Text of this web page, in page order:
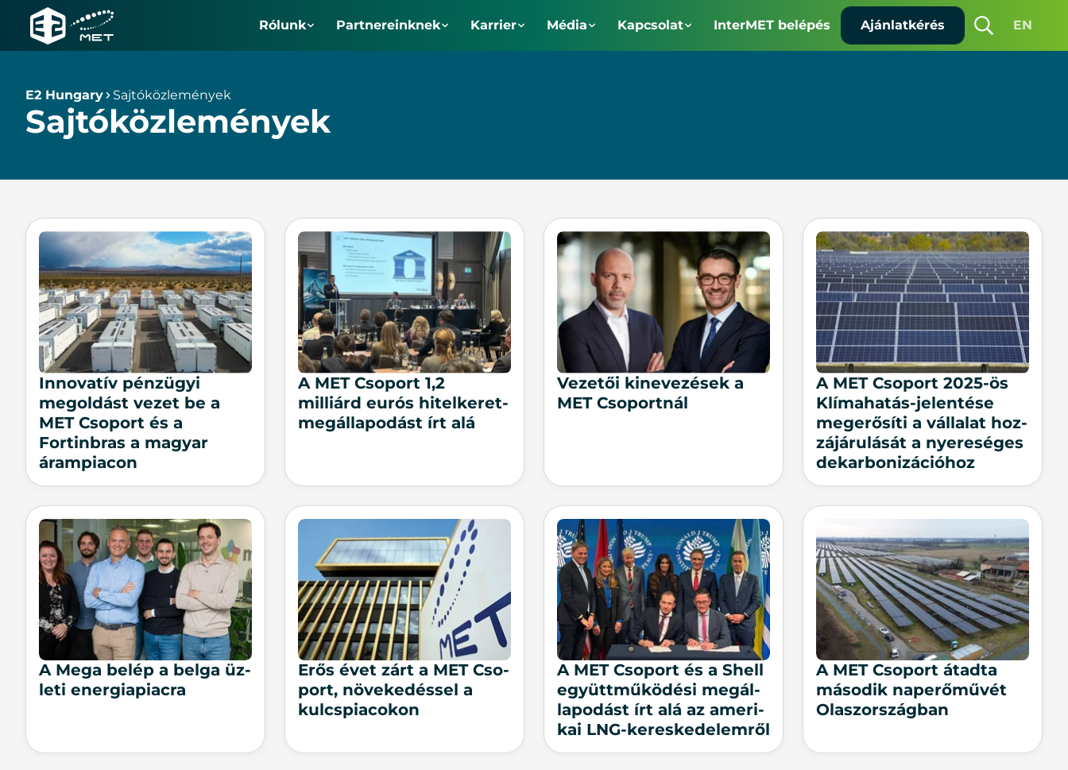
E2
Rólunk Partnereinknek Karrier Média Kapcsolat InterMET belépés
Ajánlatkérés
Keresés
EN
E2 Hungary Sajtóközlemények
Sajtóközlemények
Innovatív pénzügyi
megoldást vezet be a
MET Csoport és a
Fortinbras a magyar
árampiacon
A MET Csoport 1,2
milliárd eurós hitelkeret-
megállapodást írt alá
Ve­ze­tői ki­ne­ve­zé­sek a
MET Cso­port­nál
A MET Cso­port 2025-ös
Klí­ma­ha­tás-jelen­té­se
meg­erő­sí­ti a vál­la­lat hoz­
zá­já­ru­lá­sát a nye­re­sé­ges
de­kar­bo­ni­zá­ci­ó­hoz
A Me­ga be­lép a bel­ga üz­
le­ti ener­gia­pi­ac­ra
Erős évet zárt a MET Cso­
port, nö­ve­ke­dés­sel a
kulcs­pi­a­co­kon
A MET Cso­port és a Shell
együtt­mű­kö­dé­si meg­ál­
la­po­dást írt alá az ame­ri­
kai LNG-keres­ke­de­lem­ről
A MET Cso­port át­ad­ta
má­so­dik nap­erő­mű­vét
Olasz­or­szág­ban